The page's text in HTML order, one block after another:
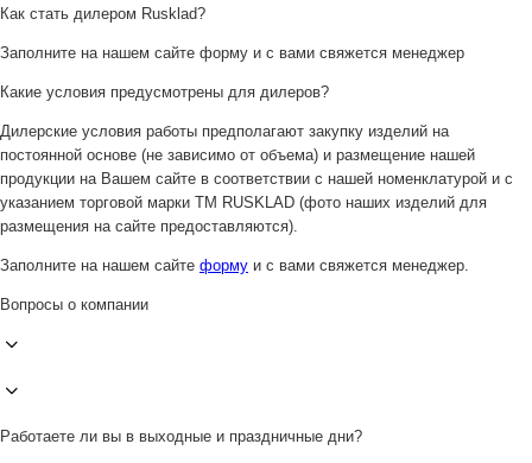
Как стать дилером Rusklad?
Заполните на нашем сайте форму и с вами свяжется менеджер
Какие условия предусмотрены для дилеров?
Дилерские условия работы предполагают закупку изделий на
постоянной основе (не зависимо от объема) и размещение нашей
продукции на Вашем сайте в соответствии с нашей номенклатурой и с
указанием торговой марки ТМ RUSKLAD (фото наших изделий для
размещения на сайте предоставляются).
Заполните на нашем сайте форму и с вами свяжется менеджер.
Вопросы о компании
Работаете ли вы в выходные и праздничные дни?